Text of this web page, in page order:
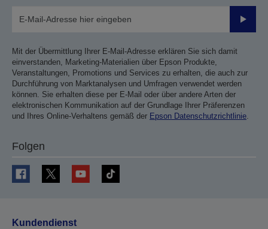
Mit der Übermittlung Ihrer E-Mail-Adresse erklären Sie sich damit
einverstanden, Marketing-Materialien über Epson Produkte,
Veranstaltungen, Promotions und Services zu erhalten, die auch zur
Durchführung von Marktanalysen und Umfragen verwendet werden
können. Sie erhalten diese per E-Mail oder über andere Arten der
elektronischen Kommunikation auf der Grundlage Ihrer Präferenzen
und Ihres Online-Verhaltens gemäß der Epson Datenschutzrichtlinie.
Folgen
Kundendienst